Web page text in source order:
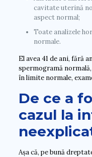
cavitate uterină
aspect normal;
Toate analizele
normale.
El avea 41 de ani, fără
spermogramă
în limite normale,
De ce a
cazul la
Așa că, pe bună